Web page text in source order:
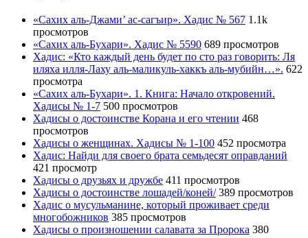
«Сахих аль-Джами’ ас-сагъир». Хадис № 567 1.1k
просмотров
«Сахих аль-Бухари». Хадис № 5590 689 просмотров
Хадис: «Кто каждый день будет по сто раз говорить: Ля
иляха илля-Лаху аль-маликуль-хаккъ аль-мубийн…». 622
просмотра
«Сахих аль-Бухари». 1. Книга: Начало откровений.
Хадисы № 1-7 500 просмотров
Хадисы о достоинстве Корана и его чтении 468
просмотров
Хадисы о женщинах. Хадисы № 1-100 452 просмотра
Хадис: Найди для своего брата семьдесят оправданий
421 просмотр
Хадисы о друзьях и дружбе 411 просмотров
Хадисы о достоинстве лошадей/коней/ 389 просмотров
Хадис о мусульманине, который проживает среди
многобожников 385 просмотров
Хадисы о произношении салавата за Пророка 380